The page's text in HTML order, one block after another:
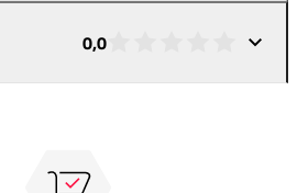
0,0